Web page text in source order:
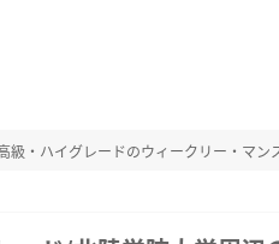
級・ハイグレードのウィークリー・マン